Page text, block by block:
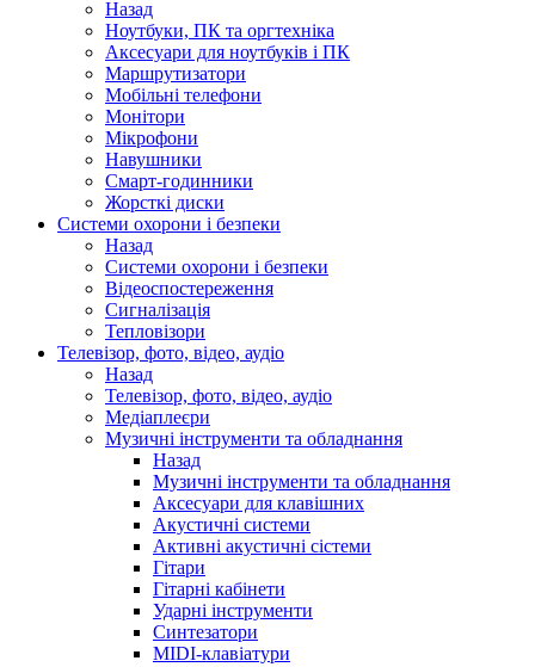
Назад
Ноутбуки, ПК та оргтехніка
Аксесуари для ноутбуків і ПК
Маршрутизатори
Мобільні телефони
Монітори
Мікрофони
Навушники
Смарт-годинники
Жорсткі диски
Системи охорони і безпеки
Назад
Системи охорони і безпеки
Відеоспостереження
Сигналізація
Тепловізори
Телевізор, фото, відео, аудіо
Назад
Телевізор, фото, відео, аудіо
Медіаплеєри
Музичні інструменти та обладнання
Назад
Музичні інструменти та обладнання
Аксесуари для клавішних
Акустичні системи
Активні акустичні сістеми
Гітари
Гітарні кабінети
Ударні інструменти
Синтезатори
MIDI-клавіатури